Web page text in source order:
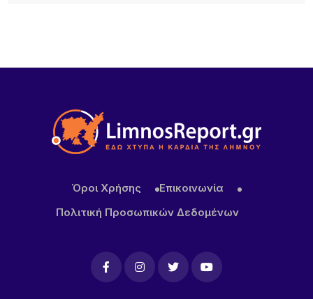
Όροι Χρήσης
Επικοινωνία
Πολιτική Προσωπικών Δεδομένων